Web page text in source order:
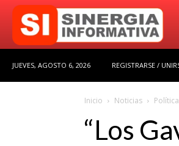
JUEVES, AGOSTO 6, 2026 REGISTRARSE /
Inicio Noticias Política
“Los